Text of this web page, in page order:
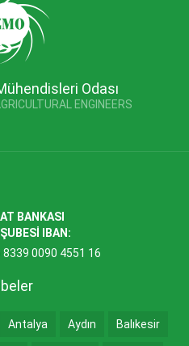
Odası
ENGINEERS
BANKASI
IBAN:
0090 4551 16
Antalya Aydın Balıkesir